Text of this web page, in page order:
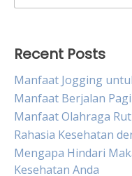
for:
Recent Posts
Manfaat Jogging
Manfaat Berjalan
Manfaat Olahraga
Rahasia Kesehatan
Mengapa Hindari
Kesehatan Anda